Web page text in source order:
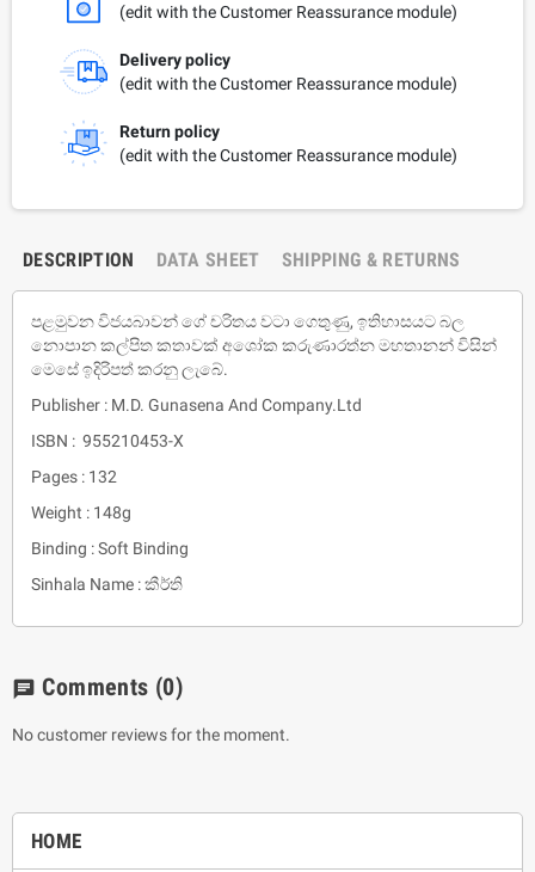
HOME
(edit with the Customer Reassurance module)
Delivery policy
(edit with the Customer Reassurance module)
Return policy
(edit with the Customer Reassurance module)
DESCRIPTION DATA SHEET SHIPPING & RETURNS
පළමුවන විජයබාවන් ගේ චරිතය වටා ගෙතුණු, ඉතිහාසයට බල
නොපාන කල්පිත කතාවක් අශෝක කරුණාරත්න මහතානන් විසින්
මෙසේ ඉදිරිපත් කරනු ලැබේ.
Publisher : M.D. Gunasena And Company.Ltd
ISBN : 955210453-X
Pages : 132
Weight : 148g
Binding : Soft Binding
Sinhala Name : කීර්ති
chat Comments (0)
No customer reviews for the moment.